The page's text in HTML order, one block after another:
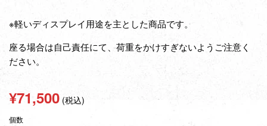
※軽いディスプレイ用途を主とした商品です。
座る場合は自己責任にて、荷重をかけすぎないようご注意く
ださい。
通
常
価
¥71,500 (税込)
個数